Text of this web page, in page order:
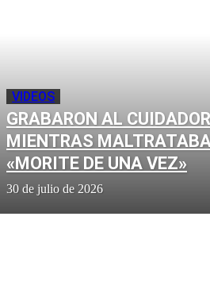
VIDEOS
GRABARON AL
MIENTRAS
«MORITE DE UNA VEZ»
30 de julio de 2026